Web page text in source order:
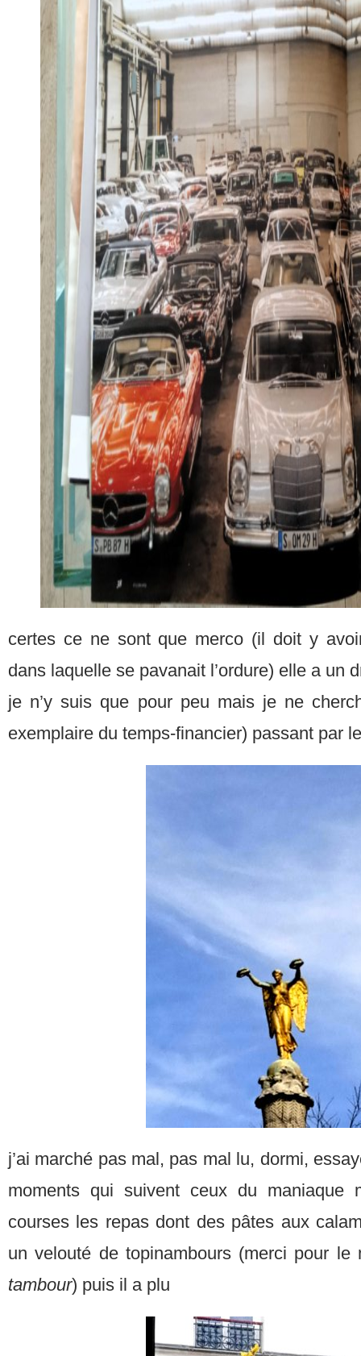
certes ce ne sont que merco (il doit y
dans laquelle se pavanait l’ordure) elle a un
je n’y suis que pour peu mais je ne
exemplaire du temps-financier) passant par
j’ai marché pas mal, pas mal lu, dormi,
moments qui suivent ceux du maniaque
courses les repas dont des pâtes aux
un velouté de topinambours (merci pour le
tambour) puis il a plu